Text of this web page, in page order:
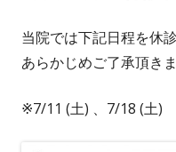
当院では下記日程を休
あらかじめご了承頂き
※7/11 (土) 、7/18 (土